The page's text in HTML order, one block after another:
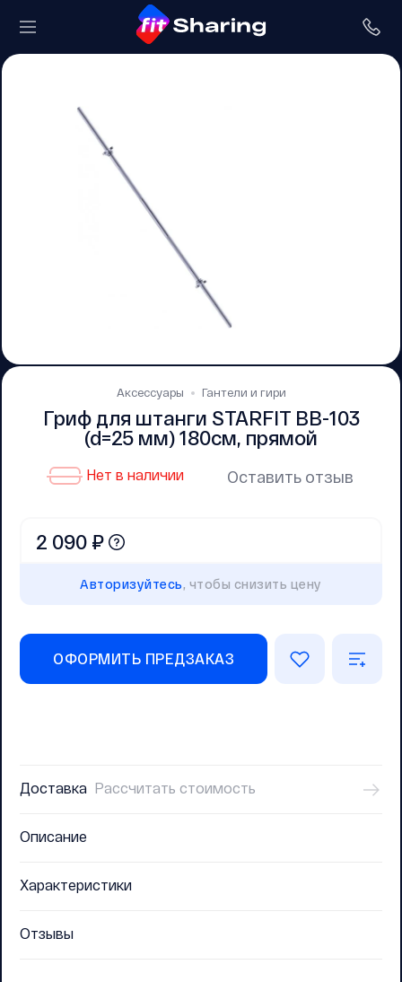
Аксессуары Гантели и гири
Гриф для штанги STARFIT BB-103
(d=25 мм) 180см, прямой
Нет в наличии Оставить отзыв
2 090 ₽
Авторизуйтесь, чтобы снизить цену
ОФОРМИТЬ ПРЕДЗАКАЗ
Доставка Рассчитать стоимость
Описание
Характеристики
Отзывы